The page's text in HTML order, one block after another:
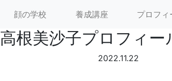
顔の学校 養成講座 プロフィ
高根美沙子プロフィ
2022.11.22